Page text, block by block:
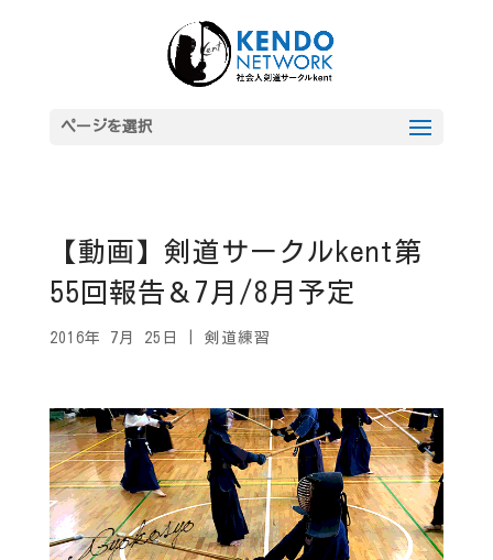
ページを選択
【動画】剣道サークルkent第
55回報告＆7月/8月予定
2016年 7月 25日 剣道練習